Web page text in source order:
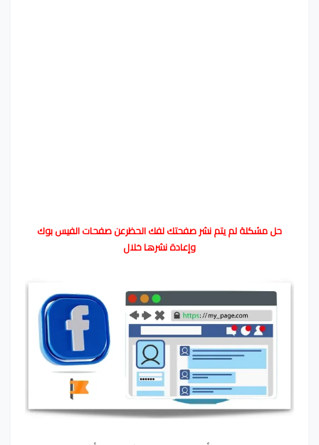
حل مشكلة لم يتم نشر صفحتك لفك الحظرعن صفحات الفيس بوك
وإعادة نشرها خلال